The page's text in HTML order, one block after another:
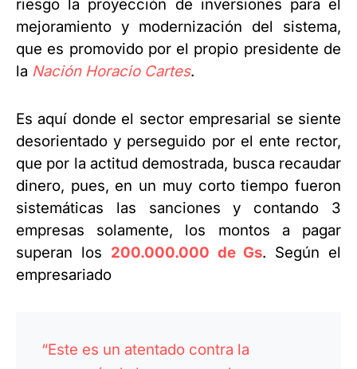
riesgo la proyección de inversiones para el
mejoramiento y modernización del sistema,
que es promovido por el propio presidente de
la Nación Horacio Cartes.
Es aquí donde el sector empresarial se siente
desorientado y perseguido por el ente rector,
que por la actitud demostrada, busca recaudar
dinero, pues, en un muy corto tiempo fueron
sistemáticas las sanciones y contando 3
empresas solamente, los montos a pagar
superan los 200.000.000 de Gs. Según el
empresariado
“Este es un atentado contra la